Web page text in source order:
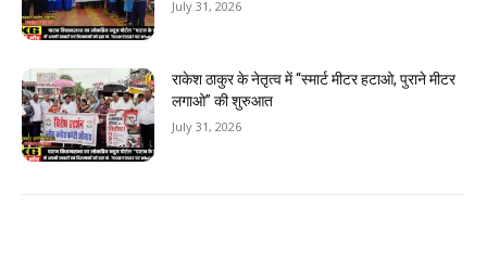
July 31, 2026
राकेश ठाकुर के नेतृत्व में “स्मार्ट मीटर हटाओ, पुराने मीटर
लगाओ” की शुरुआत
July 31, 2026